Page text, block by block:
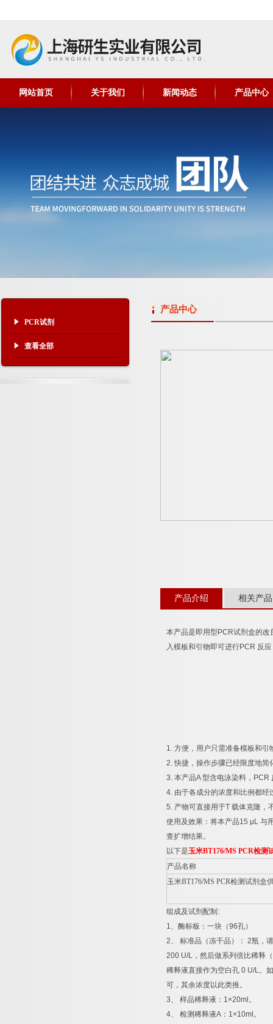
网站首页 关于我们 新闻动态 产品中心
PCR试剂
查看全部
产品中心
产品介绍 相关产品
本产品是即用型 PCR试剂盒的改
入模板和引物即可进行PCR 反
1. 方便，用户只需准备模板和引
2.快捷，操作步骤已经限度地简
3. 本产品A型含电泳染料， PCR
4. 由于各成分的浓度和比例都
5. 产物可直接用于T 载体克隆，
使用及效果：将本产品15 μL 与
查扩增结果。
以下是玉米BT176/MS PCR检测
产品名称
玉米BT176/MS PCR检测试剂盒
组成及试剂配制 :
1、酶标板：一块（96孔）
2、 标准品（冻干品）： 2瓶，
200 U/L ，然后做系列倍比稀释
稀释液直接作为空白孔 0 U/L。
可，其余浓度以此类推。
3、 样品稀释液： 1×20ml 。
4、 检测稀释液A ： 1×10ml 。